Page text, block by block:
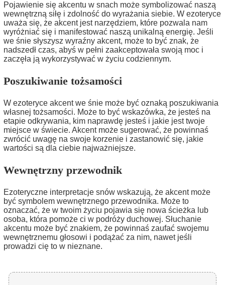
Pojawienie się akcentu w snach może symbolizować naszą
wewnętrzną siłę i zdolność do wyrażania siebie. W ezoteryce
uważa się, że akcent jest narzędziem, które pozwala nam
wyróżniać się i manifestować naszą unikalną energię. Jeśli
we śnie słyszysz wyraźny akcent, może to być znak, że
nadszedł czas, abyś w pełni zaakceptowała swoją moc i
zaczęła ją wykorzystywać w życiu codziennym.
Poszukiwanie tożsamości
W ezoteryce akcent we śnie może być oznaką poszukiwania
własnej tożsamości. Może to być wskazówka, że jesteś na
etapie odkrywania, kim naprawdę jesteś i jakie jest twoje
miejsce w świecie. Akcent może sugerować, że powinnaś
zwrócić uwagę na swoje korzenie i zastanowić się, jakie
wartości są dla ciebie najważniejsze.
Wewnętrzny przewodnik
Ezoteryczne interpretacje snów wskazują, że akcent może
być symbolem wewnętrznego przewodnika. Może to
oznaczać, że w twoim życiu pojawia się nowa ścieżka lub
osoba, która pomoże ci w podróży duchowej. Słuchanie
akcentu może być znakiem, że powinnaś zaufać swojemu
wewnętrznemu głosowi i podążać za nim, nawet jeśli
prowadzi cię to w nieznane.